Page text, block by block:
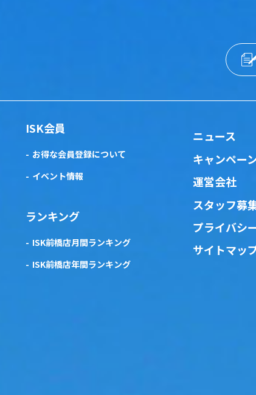
ISK会員
お得な会員登録について
イベント情報
ランキング
ISK前橋店月間ランキング
ISK前橋店年間ランキング
ニュース
キャンペー
運営会社
スタッフ募
プライバシ
サイトマッ